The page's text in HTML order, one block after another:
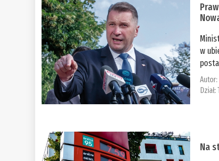
w
Autor:
Dział:
Na